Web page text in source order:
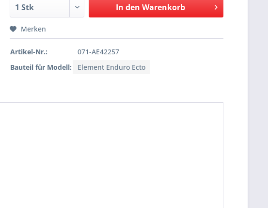
In den Warenkorb
Merken
Artikel-Nr.:
071-AE42257
Bauteil für Modell:
Element Enduro Ecto